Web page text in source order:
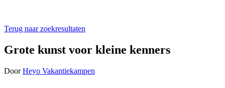
Terug naar zoekresultaten
Grote kunst voor kleine kenners
Door Heyo Vakantiekampen